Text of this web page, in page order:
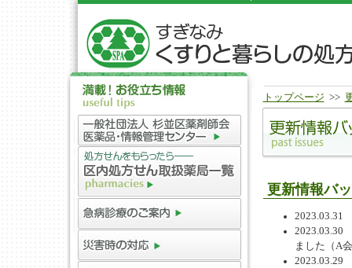
トップページ >>
更新情報バ
2023.03.31
2023.03.30
ました（A
2023.03.29